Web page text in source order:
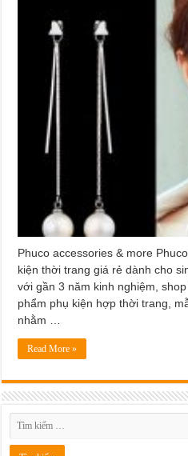
Phuco accessories & more
kiện thời trang giá rẻ dành cho
với gần 3 năm kinh nghiệm,
phẩm phụ kiện hợp thời trang,
nhằm …
Read More »